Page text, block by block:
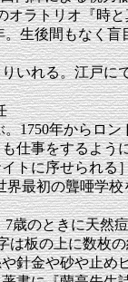
ラトリオ『時
生後間もなく
れる。江戸に
年からロ
仕事をするよ
トに序せられる
界最初の聾唖
歳のときに天
は板の上に数
針金や砂や止め